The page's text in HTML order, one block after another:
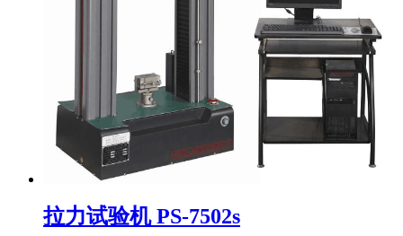
拉力试验机 PS-7502s